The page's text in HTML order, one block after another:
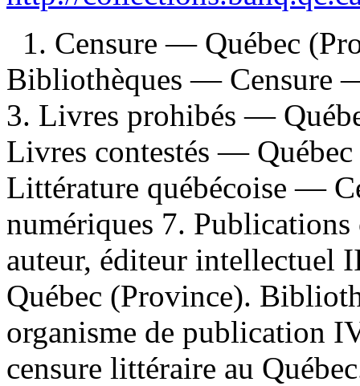
1. Censure — Québec
Bibliothèques — Censure
3. Livres prohibés —
Livres contestés —
Littérature québécoise —
numériques 7.
auteur, éditeur intellectuel
Québec (Province).
organisme de publication
censure littéraire au